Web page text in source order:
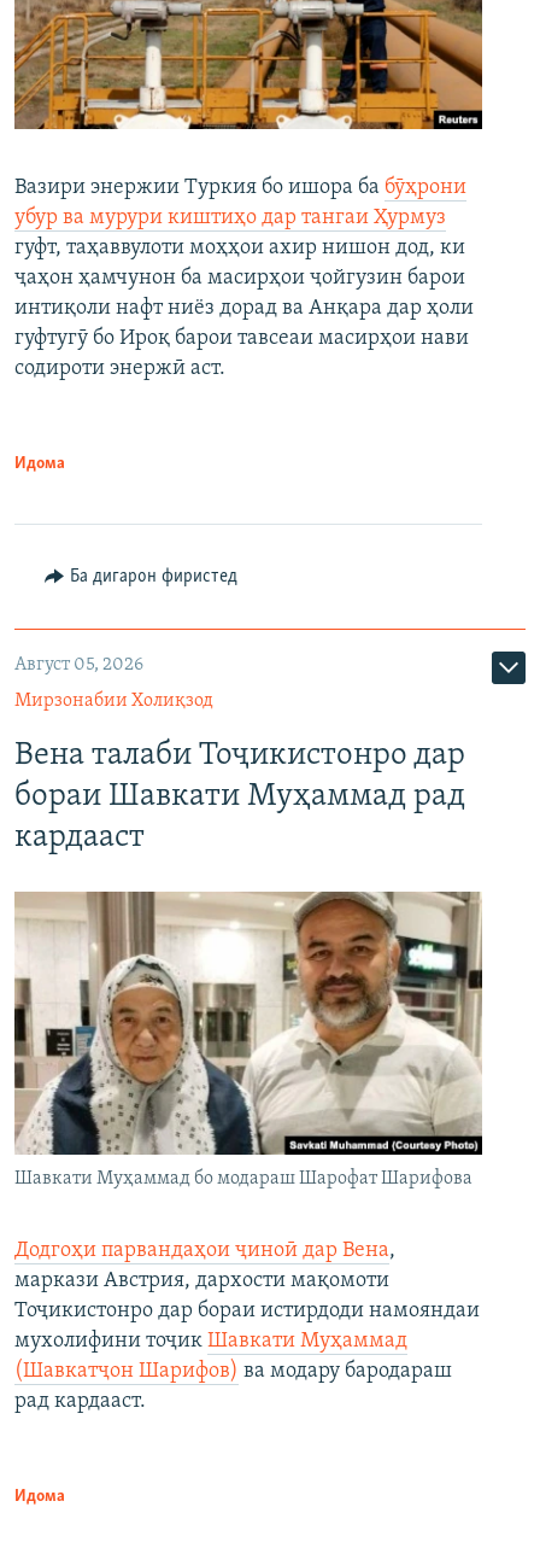
Вазири энержии Туркия бо ишора ба бӯҳрони
убур ва мурури киштиҳо дар тангаи Ҳурмуз
гуфт, таҳаввулоти моҳҳои ахир нишон дод, ки
ҷаҳон ҳамчунон ба масирҳои ҷойгузин барои
интиқоли нафт ниёз дорад ва Анқара дар ҳоли
гуфтугӯ бо Ироқ барои тавсеаи масирҳои нави
содироти энержӣ аст.
Идома
Ба дигарон фиристед
Август 05, 2026
Мирзонабии Холиқзод
Вена талаби Тоҷикистонро дар
бораи Шавкати Муҳаммад рад
кардааст
Шавкати Муҳаммад бо модараш Шарофат Шарифова
Додгоҳи парвандаҳои ҷиноӣ дар Вена,
маркази Австрия, дархости мақомоти
Тоҷикистонро дар бораи истирдоди намояндаи
мухолифини тоҷик Шавкати Муҳаммад
(Шавкатҷон Шарифов) ва модару бародараш
рад кардааст.
Идома